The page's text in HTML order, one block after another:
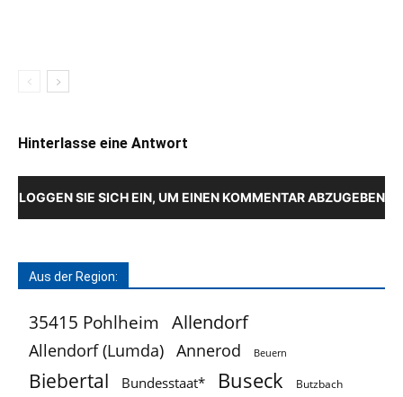
Hinterlasse eine Antwort
LOGGEN SIE SICH EIN, UM EINEN KOMMENTAR ABZUGEBEN
Aus der Region:
35415 Pohlheim Allendorf
Allendorf (Lumda) Annerod Beuern
Biebertal Bundesstaat* Buseck Butzbach